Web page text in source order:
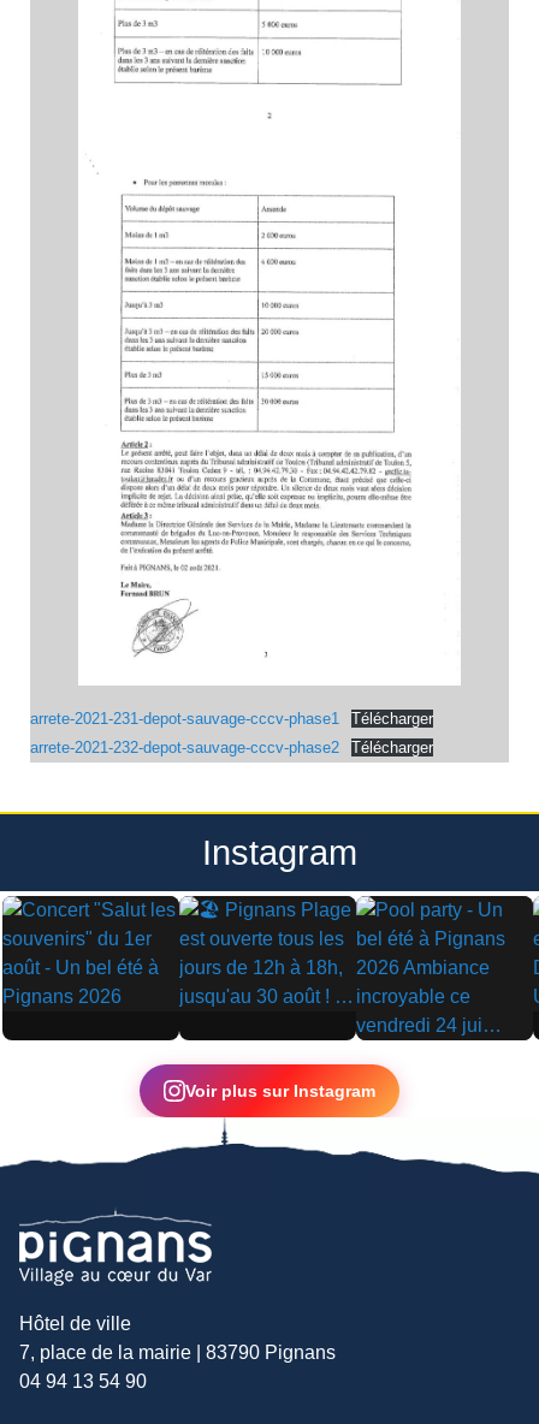
arrete-2021-231-depot-sauvage-cccv-phase1
Télécharger
arrete-2021-232-depot-sauvage-cccv-phase2
Télécharger
Instagram
▶ ▶
▶
Voir plus sur Instagram
Hôtel de ville
7, place de la mairie | 83790 Pignans
04 94 13 54 90